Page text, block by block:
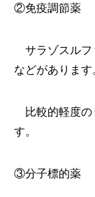
②免疫調節薬
サラゾスルフ
などがあります
比較的軽度の
す。
③分子標的薬